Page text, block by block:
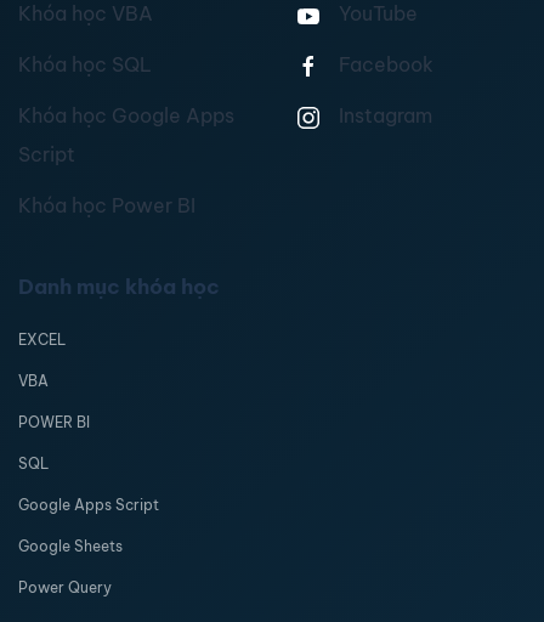
Khóa học VBA
Khóa học SQL
Khóa học Google Apps
Script
Khóa học Power BI
YouTube
Facebook
Instagram
Danh mục khóa học
EXCEL
VBA
POWER BI
SQL
Google Apps Script
Google Sheets
Power Query